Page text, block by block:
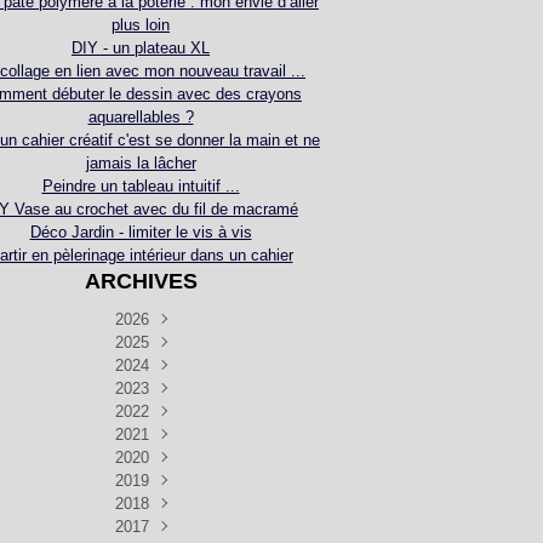
plus loin
DIY - un plateau XL
en lien avec mon nouveau travail ...
débuter le dessin avec des crayons
aquarellables ?
cahier créatif c'est se donner la main et ne
jamais la lâcher
Peindre un tableau intuitif ...
Vase au crochet avec du fil de macramé
Déco Jardin - limiter le vis à vis
en pèlerinage intérieur dans un cahier
ARCHIVES
2026
Juillet(5)
Juin
(4)
Mai
(3)
Avril
(3)
Mars
(3)
Janvier(1)
2025
Décembre
Novembre
Octobre
Septembre
Août
(1)
Juillet(2)
Juin
(1)
Mai
(1)
2024
Décembre
Novembre
Octobre
Septembre
Août
(2)
Juillet(4)
Juin
(4)
2023
Décembre
Novembre
Octobre
Septembre
Août
(2)
Juillet(1)
2022
Décembre
Novembre
Octobre
Septembre
Août
(4)
2021
Décembre
Novembre
Septembre
Août
(2)
2020
Décembre
Novembre
Octobre
2019
Décembre
Novembre
2018
Décembre
2017